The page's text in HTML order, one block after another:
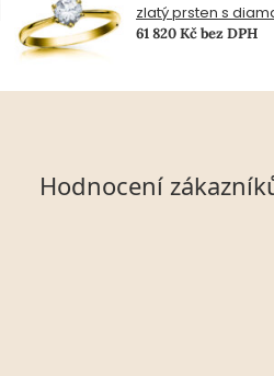
zlatý prsten s
61 820 Kč bez DPH
Hodnocení